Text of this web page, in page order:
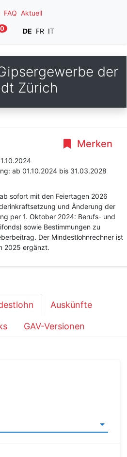
FAQ Aktuell
0 DE FR IT
der
Zürich
Merken
ab 01.10.2024 bis 31.03.2028
sofort mit den Feiertagen 2026
und Änderung der
per 1. Oktober 2024: Berufs- und
sowie Bestimmungen zu
Der Mindestlohnrechner ist
2025 ergänzt.
Auskünfte
GAV-Versionen